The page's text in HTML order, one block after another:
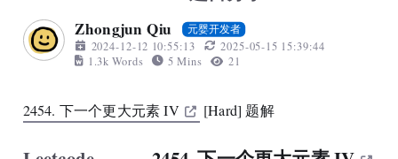
Zhongjun Qiu 元婴开发者
2024-12-12 10:55:13 2025-05-15 15:39:44
1.3k Words 5 Mins 21
2454. 下一个更大元素 IV [Hard] 题解